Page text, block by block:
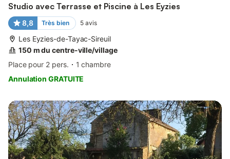
Studio avec Terrasse et Piscine à Les Eyzies
8,8 Très bien 5 avis
Les Eyzies-de-Tayac-Sireuil
150 m du centre-ville/village
Place pour 2 pers.
1 chambre
Annulation GRATUITE